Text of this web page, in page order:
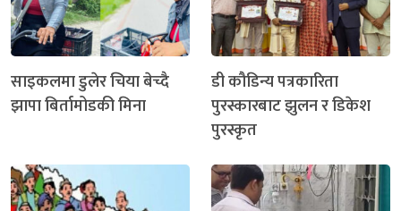
साइकलमा डुलेर चिया बेच्दै
झापा बिर्तामोडकी मिना
डी कौडिन्य पत्रकारिता
पुरस्कारबाट झुलन र डिकेश
पुरस्कृत